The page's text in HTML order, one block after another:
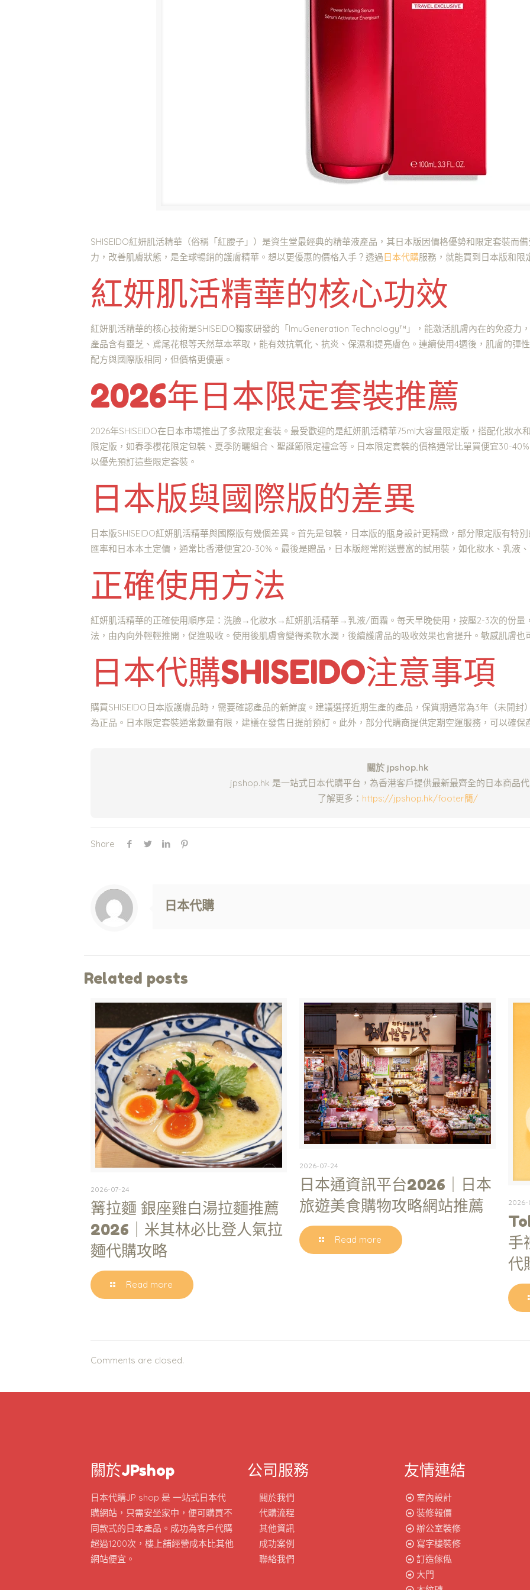
SHISEIDO紅妍肌活精華（俗稱「紅腰子」）是資生堂最經典的精華液產品，其日本版因價格優勢和限定套裝而
力，改善肌膚狀態，是全球暢銷的護膚精華。想以更優惠的價格入手？透過日本代購服務，就能買到日本版和限
紅妍肌活精華的核心功效
紅妍肌活精華的核心技術是SHISEIDO獨家研發的「ImuGeneration Technology™」，能激活肌膚內在的免疫力
產品含有靈芝、鳶尾花根等天然草本萃取，能有效抗氧化、抗炎、保濕和提亮膚色。連續使用4週後，肌膚的彈
配方與國際版相同，但價格更優惠。
2026年日本限定套裝推薦
2026年SHISEIDO在日本市場推出了多款限定套裝。最受歡迎的是紅妍肌活精華75ml大容量限定版，搭配化妝水
限定版，如春季櫻花限定包裝、夏季防曬組合、聖誕節限定禮盒等。日本限定套裝的價格通常比單買便宜30-
以優先預訂這些限定套裝。
日本版與國際版的差異
日本版SHISEIDO紅妍肌活精華與國際版有幾個差異。首先是包裝，日本版的瓶身設計更精緻，部分限定版有特
匯率和日本本土定價，通常比香港便宜20-30%。最後是贈品，日本版經常附送豐富的試用裝，如化妝水、乳液
正確使用方法
紅妍肌活精華的正確使用順序是：洗臉→化妝水→紅妍肌活精華→乳液/面霜。每天早晚使用，按壓2-3次的份量
法，由內向外輕輕推開，促進吸收。使用後肌膚會變得柔軟水潤，後續護膚品的吸收效果也會提升。敏感肌膚
日本代購SHISEIDO注意事項
購買SHISEIDO日本版護膚品時，需要確認產品的新鮮度。建議選擇近期生產的產品，保質期通常為3年（未開封
為正品。日本限定套裝通常數量有限，建議在發售日提前預訂。此外，部分代購商提供定期空運服務，可以確保
關於 jpshop.hk
jpshop.hk 是一站式日本代購平台，為香港客戶提供最新最齊全的日本商品
了解更多： https://jpshop.hk/footer簡/
Share
Warning
: Trying to access array offset on value of type null in
/www/wwwroot/jpshop.hk/wp-content/themes/betheme/includes/content-single.php
on line
286
日本代購
Related posts
2026-07-24
篝拉麵 銀座雞白湯拉麵推薦
2026｜米其林必比登人氣拉
麵代購攻略
Read more
2026-07-24
日本通資訊平台2026｜日本
旅遊美食購物攻略網站推薦
Read more
2026-
手
代
Comments are closed.
關於JPshop
日本代購JP shop 是 一站式日本代
購網站，只需安坐家中，便可購買不
同款式的日本產品。成功為客戶代購
超過1200次，樓上舖經營成本比其他
網站便宜。
公司服務
關於我們
代購流程
其他資訊
成功案例
聯絡我們
友情連結
室內設計
裝修報價
辦公室裝修
寫字樓裝修
訂造傢俬
大門